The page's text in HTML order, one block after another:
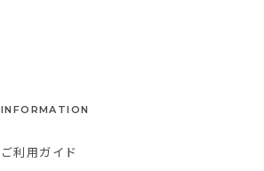
INFORMATION
ご利用ガイド